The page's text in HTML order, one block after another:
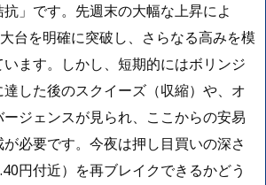
」です。先週末の大幅な上昇によ
台を明確に突破し、さらなる高みを模
ます。しかし、短期的にはボリンジ
した後のスクイーズ（収縮）や、オ
ジェンスが見られ、ここからの安易
必要です。今夜は押し目買いの深さ
円付近）を再ブレイクできるかどう